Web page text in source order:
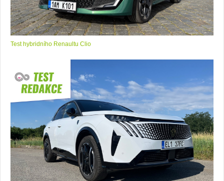
Test hybridního Renaultu Clio